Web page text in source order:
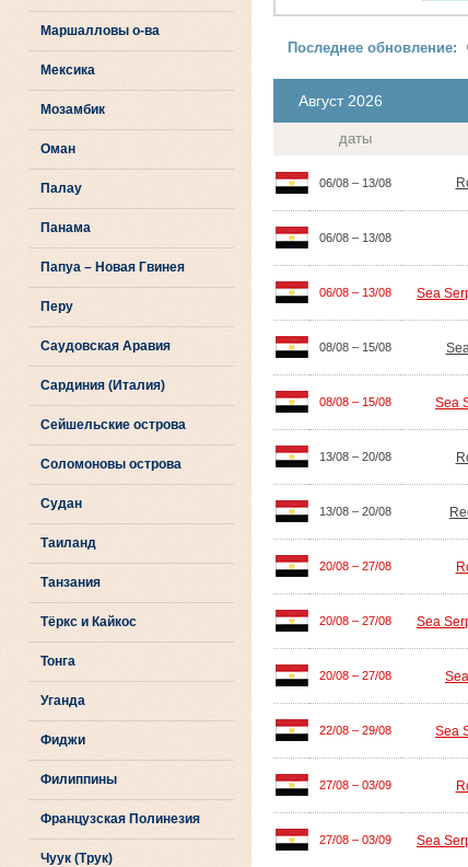
Маршалловы о-ва
Мексика
Мозамбик
Оман
Палау
Панама
Папуа – Новая Гвинея
Перу
Саудовская Аравия
Сардиния (Италия)
Сейшельские острова
Соломоновы острова
Судан
Таиланд
Танзания
Тёркс и Кайкос
Тонга
Уганда
Фиджи
Филиппины
Французская Полинезия
Чуук (Трук)
Последнее обновление:
Август 2026
даты
06/08 – 13/08
06/08 – 13/08
06/08 – 13/08 Sea
08/08 – 15/08
08/08 – 15/08 Sea
13/08 – 20/08
13/08 – 20/08
20/08 – 27/08
20/08 – 27/08 Sea
20/08 – 27/08
22/08 – 29/08 Sea
27/08 – 03/09
27/08 – 03/09 Sea